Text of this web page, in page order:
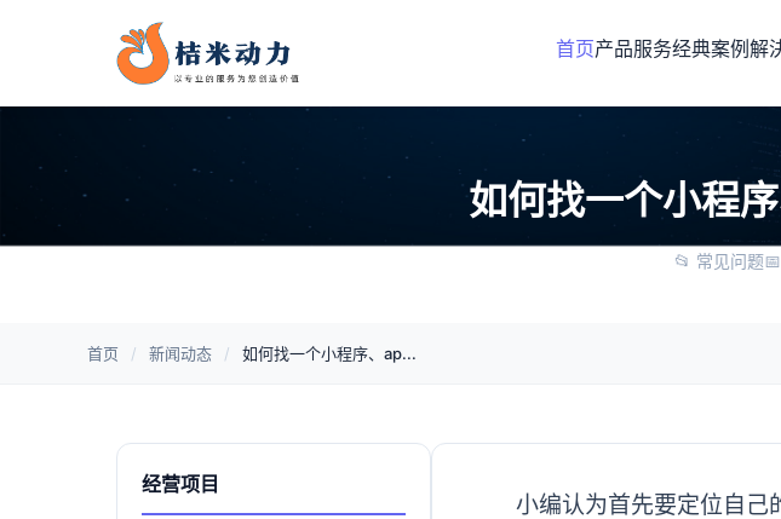
首页产品服务经典案例解
如何找一个小程
📂 常见问题
首页 / 新闻动态 / 如何找一个小程序、ap...
经营项目
小编认为首先要定位自己